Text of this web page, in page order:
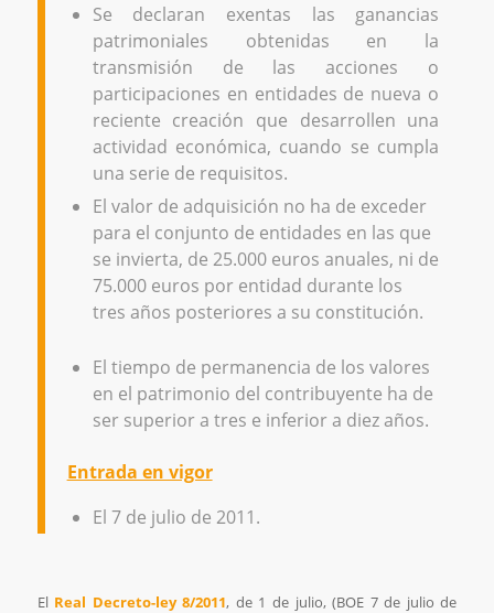
Se declaran exentas las ganancias
patrimoniales obtenidas en la
transmisión de las acciones o
participaciones en entidades de nueva o
reciente creación que desarrollen una
actividad económica, cuando se cumpla
una serie de requisitos.
El valor de adquisición no ha de exceder
para el conjunto de entidades en las que
se invierta, de 25.000 euros anuales, ni de
75.000 euros por entidad durante los
tres años posteriores a su constitución.
El tiempo de permanencia de los valores
en el patrimonio del contribuyente ha de
ser superior a tres e inferior a diez años.
Entrada en vigor
El 7 de julio de 2011.
El Real Decreto-ley 8/2011, de 1 de julio, (BOE 7 de julio de